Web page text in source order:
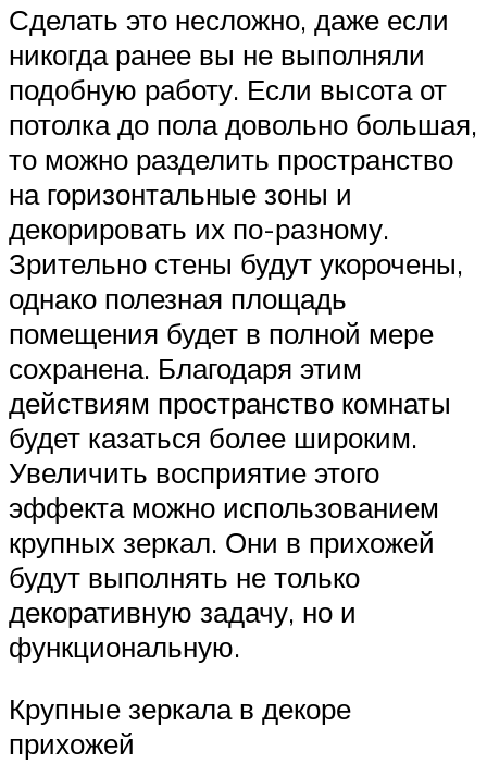
Сделать это несложно, даже если
никогда ранее вы не выполняли
подобную работу. Если высота от
потолка до пола довольно большая,
то можно разделить пространство
на горизонтальные зоны и
декорировать их по-разному.
Зрительно стены будут укорочены,
однако полезная площадь
помещения будет в полной мере
сохранена. Благодаря этим
действиям пространство комнаты
будет казаться более широким.
Увеличить восприятие этого
эффекта можно использованием
крупных зеркал. Они в прихожей
будут выполнять не только
декоративную задачу, но и
функциональную.
Крупные зеркала в декоре
прихожей